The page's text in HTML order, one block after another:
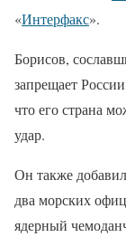
«Интерфакс».
Борисов,
запрещает
что его страна
удар.
Он также
два морских
ядерный